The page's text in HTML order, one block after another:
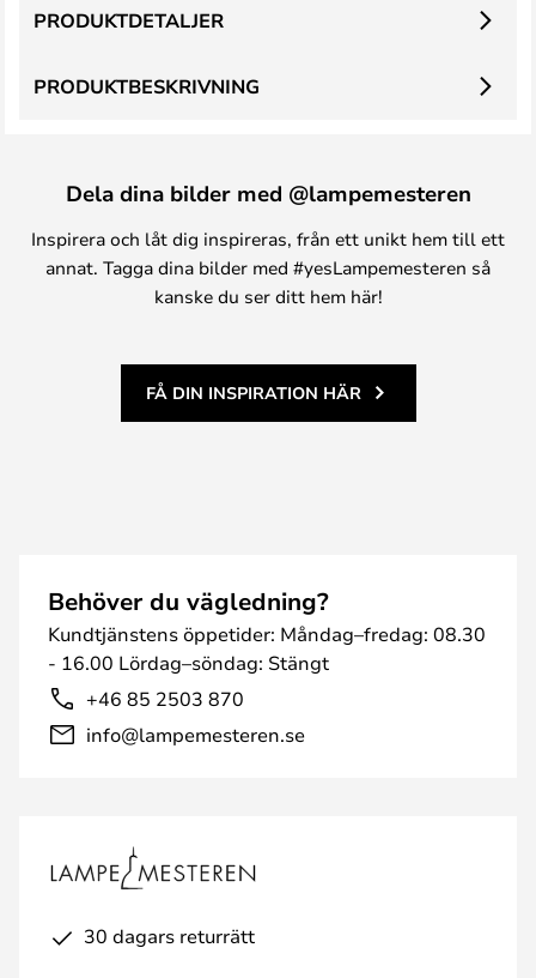
PRODUKTBESKRIVNING
PRODUKTDETALJER
Dela dina bilder med @lampemesteren
Inspirera och låt dig inspireras, från ett unikt hem till ett
annat. Tagga dina bilder med #yesLampemesteren så
kanske du ser ditt hem här!
FÅ DIN INSPIRATION HÄR
Behöver du vägledning?
Kundtjänstens öppetider: Måndag–fredag: 08.30
- 16.00 Lördag–söndag: Stängt
+46 85 2503 870
info@lampemesteren.se
30 dagars returrätt